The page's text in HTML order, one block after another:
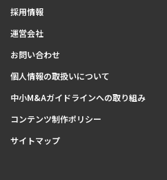
採用情報
運営会社
お問い合わせ
個人情報の取扱いについて
中小M&Aガイドラインへの取り組み
コンテンツ制作ポリシー
サイトマップ